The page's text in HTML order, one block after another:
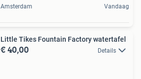
Amsterdam Vandaag
Little Tikes Fountain Factory watertafel
€ 40,00 Details